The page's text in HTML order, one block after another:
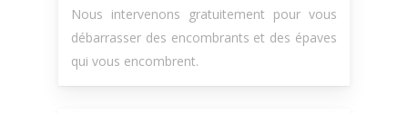
Nous intervenons gratuitement pour vous
débarrasser des encombrants et des épaves
qui vous encombrent.